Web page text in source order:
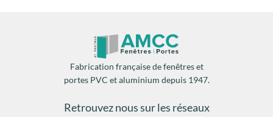
Fabrication française de fenêtres et
portes PVC et aluminium depuis 1947.
Retrouvez nous sur les réseaux